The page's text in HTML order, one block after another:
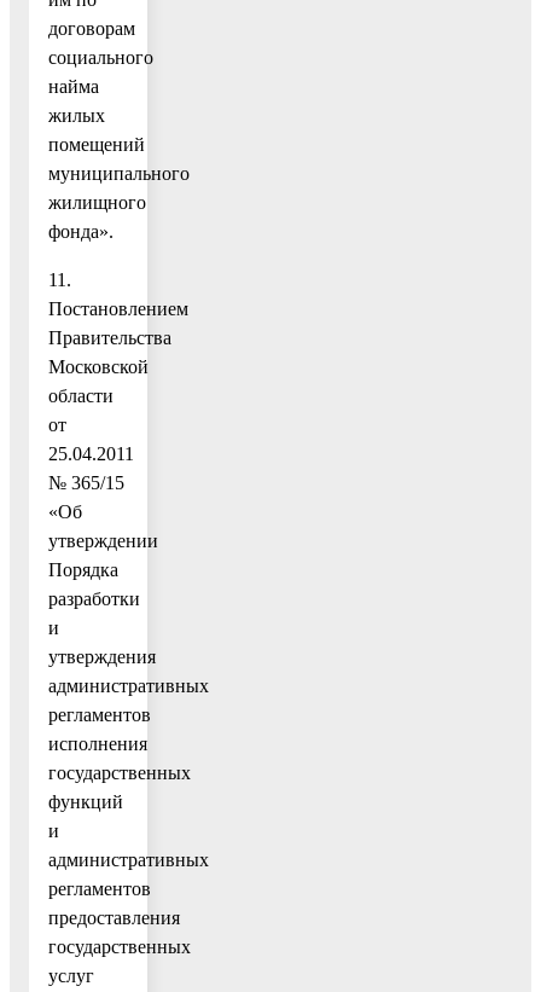
договорам
социального
найма
жилых
помещений
муниципального
жилищного
фонда».
11.
Постановлением
Правительства
Московской
области
от
25.04.2011
№ 365/15
«Об
утверждении
Порядка
разработки
и
утверждения
административных
регламентов
исполнения
государственных
функций
и
административных
регламентов
предоставления
государственных
услуг